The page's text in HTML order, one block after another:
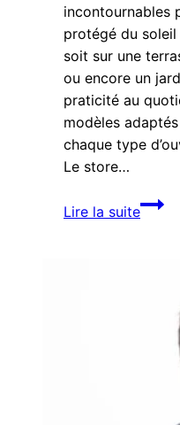
incontournables
protégé du
soit sur une
ou encore un
praticité au
modèles
chaque type
Le store…
Lire la suite
Les